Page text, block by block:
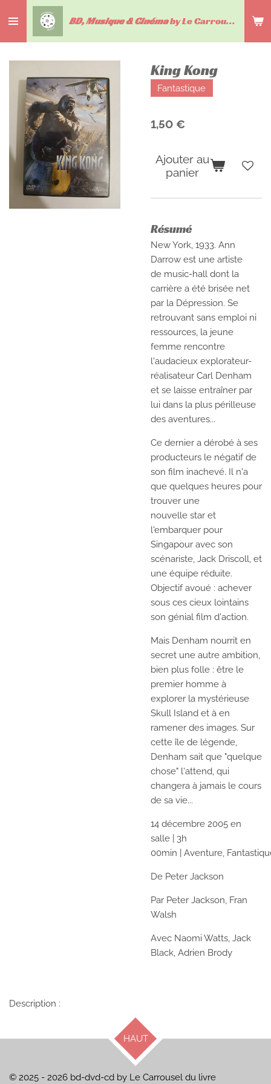
au
contenu
BD, Musique & Cinémaby Le Carrousel du livre
King Kong
Fantastique
1,50 €
Ajouter au
panier
Résumé
New York, 1933. Ann
Darrow est une artiste
de music-hall dont la
carrière a été brisée net
par la Dépression. Se
retrouvant sans emploi ni
ressources, la jeune
femme rencontre
l'audacieux explorateur-
réalisateur Carl Denham
et se laisse entraîner par
lui dans la plus périlleuse
des aventures...
Ce dernier a dérobé à ses
producteurs le négatif de
son film inachevé. Il n'a
que quelques heures pour
trouver une
nouvelle star et
l'embarquer pour
Singapour avec son
scénariste, Jack Driscoll, et
une équipe réduite.
Objectif avoué : achever
sous ces cieux lointains
son génial film d'action.
Mais Denham nourrit en
secret une autre ambition,
bien plus folle : être le
premier homme à
explorer la mystérieuse
Skull Island et à en
ramener des images. Sur
cette île de légende,
Denham sait que "quelque
chose" l'attend, qui
changera à jamais le cours
de sa vie...
14 décembre 2005 en
salle
3h
00min
Aventure,
De Peter Jackson
Par Peter Jackson, Fran
Walsh
Avec Naomi Watts, Jack
Black, Adrien Brody
Description :
HAUT
© 2025 - 2026 bd-dvd-cd by Le Carrousel du livre